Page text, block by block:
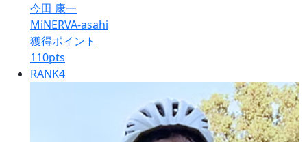
今田 康一
MiNERVA-asahi
獲得ポイント
110pts
RANK4